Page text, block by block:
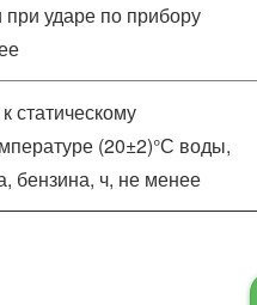
ударе по прибору
статическому
(20±2)°С воды,
бензина, ч, не менее